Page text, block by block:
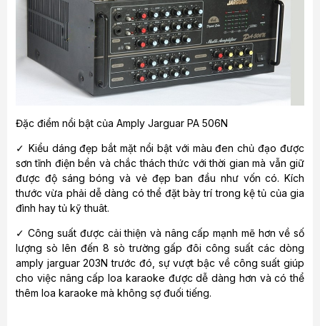
Đặc điểm nổi bật của Amply Jarguar PA 506N
✓ Kiểu dáng đẹp bắt mặt nổi bật với màu đen chủ đạo được
sơn tĩnh điện bền và chắc thách thức với thời gian mà vẫn giữ
được độ sáng bóng và vẻ đẹp ban đầu như vốn có. Kích
thước vừa phải dễ dàng có thể đặt bày trí trong kệ tủ của gia
đình hay tủ kỹ thuât.
✓ Công suất được cải thiện và nâng cấp mạnh mẽ hơn về số
lượng sò lên đến 8 sò trường gấp đôi công suất các dòng
amply jarguar 203N trước đó, sự vượt bậc về công suất giúp
cho việc nâng cấp loa karaoke được dễ dàng hơn và có thể
thêm loa karaoke mà không sợ đuối tiếng.